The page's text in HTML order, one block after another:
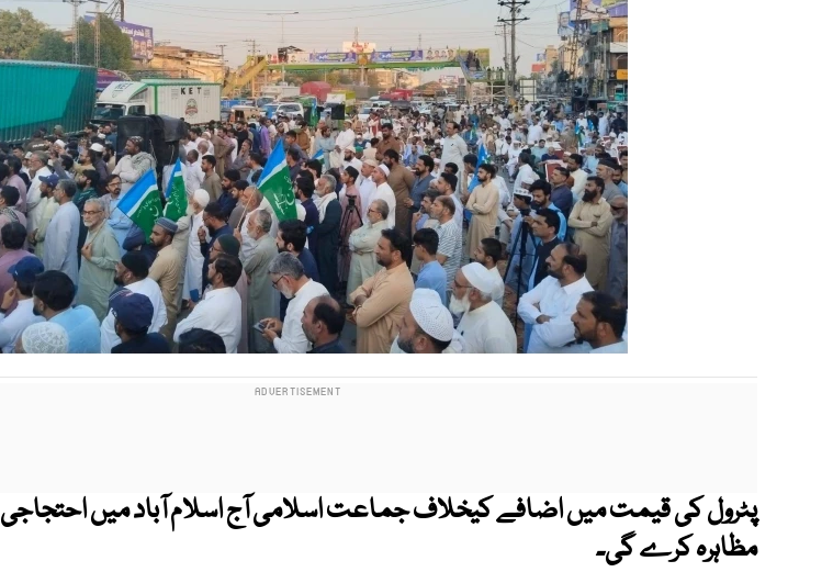
پٹرول کی قیمت میں اضافے کیخلاف جماعت اسلامی آج اسلام آباد میں احتجاجی
مظاہرہ کرے گی۔